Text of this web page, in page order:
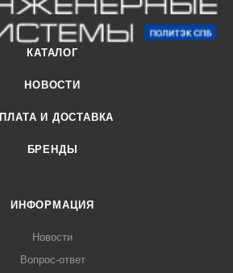
КАТАЛОГ
НОВОСТИ
И ДОСТАВКА
БРЕНДЫ
ИНФОРМАЦИЯ
Новости
Вопрос-ответ